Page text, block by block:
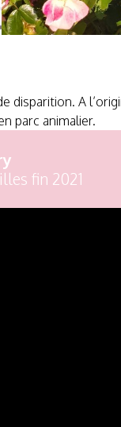
disparition. A
parc animalier.
fin 2021